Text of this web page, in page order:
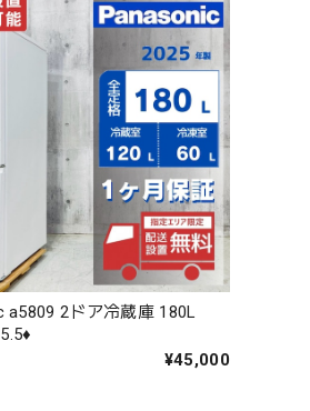
a5809 2ドア冷蔵庫 180L
¥45,000